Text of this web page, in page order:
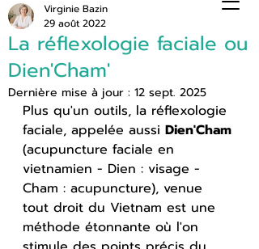
La réflexologie faciale ou
Dien'Cham'
Virginie Bazin
29 août 2022
Dernière mise à jour : 12 sept. 2025
Plus qu'un outils, la réflexologie
faciale, appelée aussi Dien'Cham
(acupuncture faciale en
vietnamien - Dien : visage -
Cham : acupuncture), venue
tout droit du Vietnam est une
méthode étonnante où l'on